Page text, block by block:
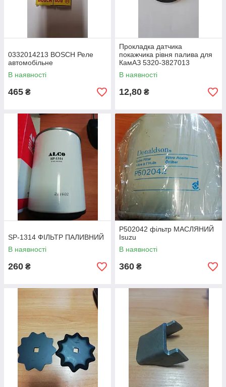
0332014213 BOSCH Реле
автомобільне
В наявності
465 ₴
Прокладка датчика
покажчика рівня палива для
КамАЗ 5320-3827013
В наявності
12,80 ₴
SP-1314 ФІЛЬТР ПАЛИВНИЙ
В наявності
260 ₴
P502042 фільтр МАСЛЯНИЙ
Isuzu
В наявності
360 ₴